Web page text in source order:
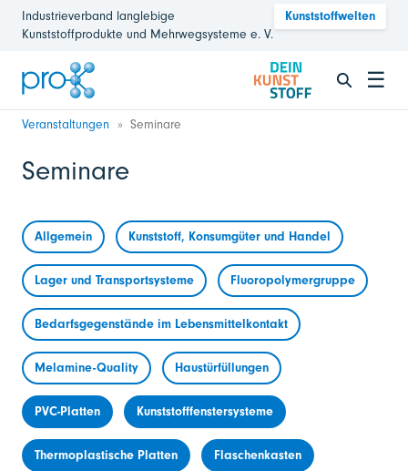
Industrieverband langlebige
Kunststoffprodukte und Mehrwegsysteme e. V.
Kunststoffwelten
☰
Veranstaltungen Seminare
Seminare
Allgemein Kunststoff, Konsumgüter und Handel
Lager und Transportsysteme Fluoropolymergruppe
Bedarfsgegenstände im Lebensmittelkontakt
Melamine-Quality Haustürfüllungen
PVC-Platten Kunststofffenstersysteme
Thermoplastische Platten Flaschenkasten